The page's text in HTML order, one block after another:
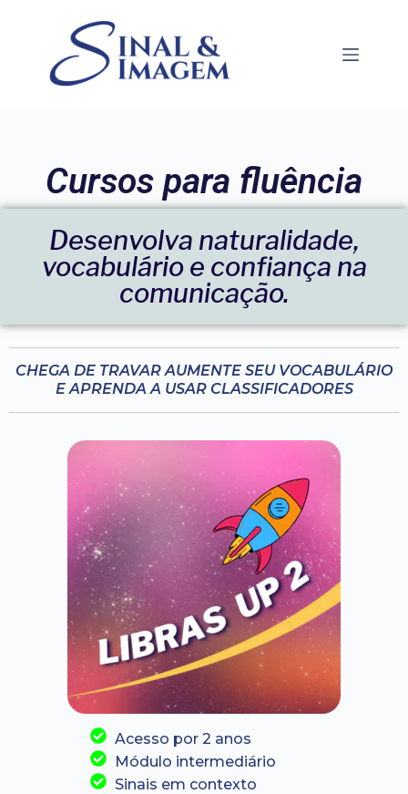
Cursos para fluência
Desenvolva naturalidade,
vocabulário e confiança na
comunicação.
CHEGA DE TRAVAR AUMENTE SEU VOCABULÁRIO
E APRENDA A USAR CLASSIFICADORES
Acesso por 2 anos
Módulo intermediário
Sinais em contexto